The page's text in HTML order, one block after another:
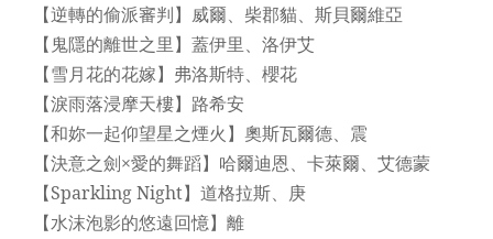
【逆轉的偷派審判】威爾、柴郡貓、斯貝爾維亞
【鬼隱的離世之里】蓋伊里、洛伊艾
【雪月花的花嫁】弗洛斯特、櫻花
【淚雨落浸摩天樓】路希安
【和妳一起仰望星之煙火】奧斯瓦爾德、震
【決意之劍×愛的舞蹈】哈爾迪恩、卡萊爾、艾德蒙
【Sparkling Night】道格拉斯、庚
【水沫泡影的悠遠回憶】離